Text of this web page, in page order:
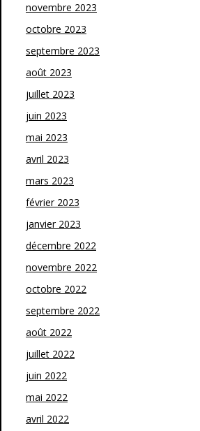
novembre 2023
octobre 2023
septembre 2023
août 2023
juillet 2023
juin 2023
mai 2023
avril 2023
mars 2023
février 2023
janvier 2023
décembre 2022
novembre 2022
octobre 2022
septembre 2022
août 2022
juillet 2022
juin 2022
mai 2022
avril 2022